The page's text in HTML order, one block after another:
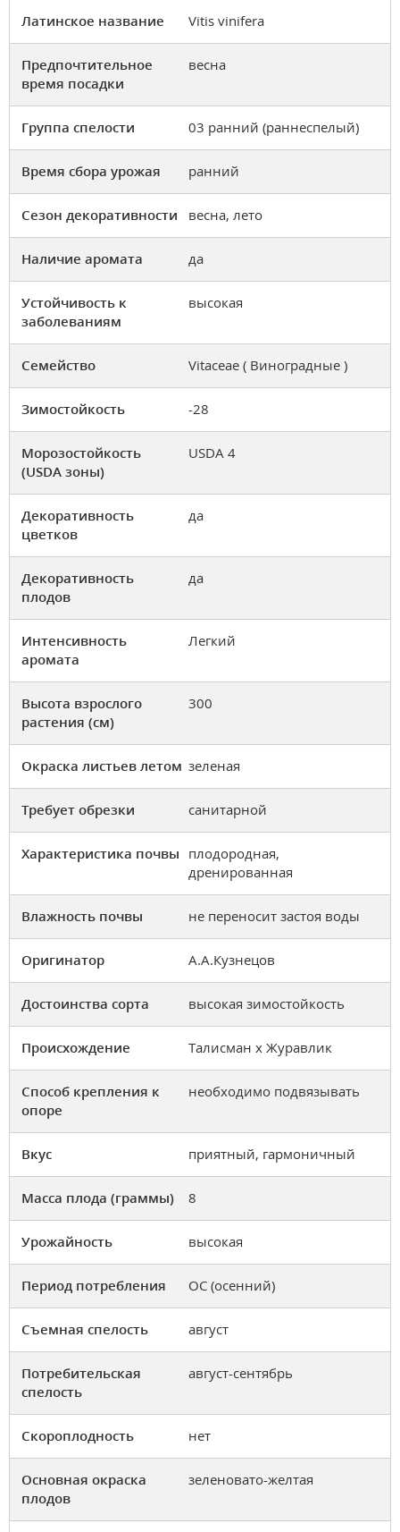
Латинское название Vitis vinifera
Предпочтительное
время посадки
весна
Группа спелости 03 ранний (раннеспелый)
Время сбора урожая ранний
Сезон декоративности весна, лето
Наличие аромата да
Устойчивость к
заболеваниям
высокая
Семейство Vitaceae ( Виноградные )
Зимостойкость -28
Морозостойкость
(USDA зоны)
USDA 4
Декоративность
цветков
да
Декоративность
плодов
да
Интенсивность
аромата
Легкий
Высота взрослого
растения (см)
300
Окраска листьев летом зеленая
Требует обрезки санитарной
Характеристика почвы плодородная,
дренированная
Влажность почвы не переносит застоя воды
Оригинатор А.А.Кузнецов
Достоинства сорта высокая зимостойкость
Происхождение Талисман х Журавлик
Способ крепления к
опоре
необходимо подвязывать
Вкус приятный, гармоничный
Масса плода (граммы) 8
Урожайность высокая
Период потребления ОС (осенний)
Съемная спелость август
Потребительская
спелость
август-сентябрь
Скороплодность нет
Основная окраска
плодов
зеленовато-желтая